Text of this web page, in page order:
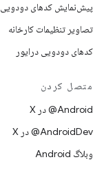
پیش‌نمایش کدهای دودویی
تصاویر تنظیمات کارخانه
کدهای دودویی درایور
متصل کردن
‫‎@Android در X
‫‎@AndroidDev در X
وبلاگ Android